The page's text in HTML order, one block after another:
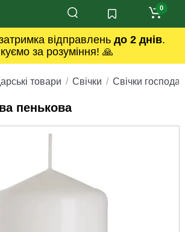
відправлень до 2 днів.
за розуміння! 🙏
0
товари Свічки Свічки
пенькова